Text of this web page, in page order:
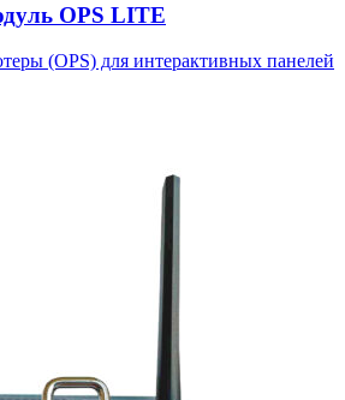
OPS LITE
(OPS) для интерактивных панелей